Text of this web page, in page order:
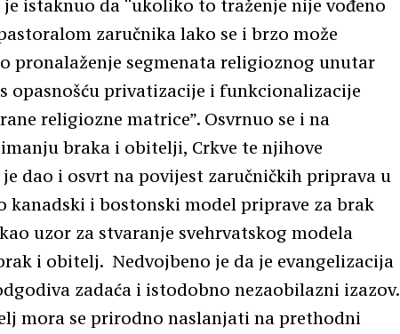
istaknuo da “ukoliko to traženje nije vođeno
zaručnika lako se i brzo može
pronalaženje segmenata religioznog unutar
opasnošću privatizacije i funkcionalizacije
religiozne matrice”. Osvrnuo se i na
braka i obitelji, Crkve te njihove
je dao i osvrt na povijest zaručničkih priprava u
kanadski i bostonski model priprave za brak
uzor za stvaranje svehrvatskog modela
i obitelj. Nedvojbeno je da je evangelizacija
zadaća i istodobno nezaobilazni izazov.
mora se prirodno naslanjati na prethodni